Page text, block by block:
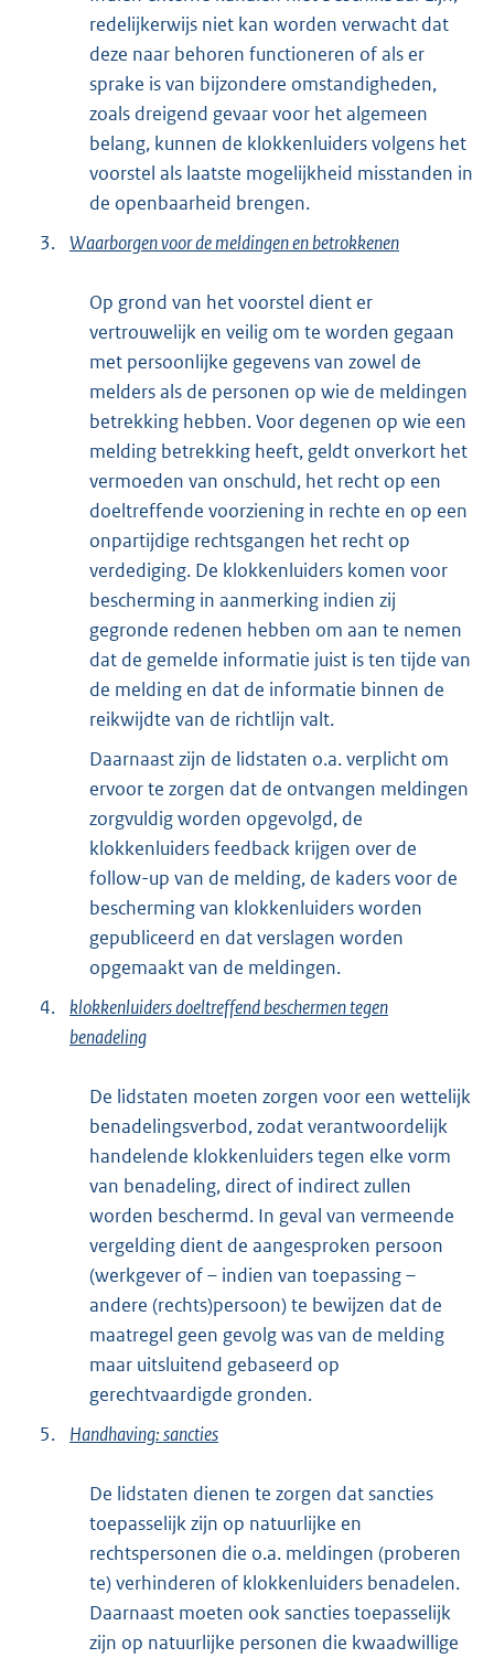
redelijkerwijs niet kan worden verwacht dat
deze naar behoren functioneren of als er
sprake is van bijzondere omstandigheden,
zoals dreigend gevaar voor het algemeen
belang, kunnen de klokkenluiders volgens het
voorstel als laatste mogelijkheid misstanden in
de openbaarheid brengen.
3. Waarborgen voor de meldingen en betrokkenen
Op grond van het voorstel dient er
vertrouwelijk en veilig om te worden gegaan
met persoonlijke gegevens van zowel de
melders als de personen op wie de meldingen
betrekking hebben. Voor degenen op wie een
melding betrekking heeft, geldt onverkort het
vermoeden van onschuld, het recht op een
doeltreffende voorziening in rechte en op een
onpartijdige rechtsgangen het recht op
verdediging. De klokkenluiders komen voor
bescherming in aanmerking indien zij
gegronde redenen hebben om aan te nemen
dat de gemelde informatie juist is ten tijde van
de melding en dat de informatie binnen de
reikwijdte van de richtlijn valt.
Daarnaast zijn de lidstaten o.a. verplicht om
ervoor te zorgen dat de ontvangen meldingen
zorgvuldig worden opgevolgd, de
klokkenluiders feedback krijgen over de
follow-up van de melding, de kaders voor de
bescherming van klokkenluiders worden
gepubliceerd en dat verslagen worden
opgemaakt van de meldingen.
4.
klokkenluiders doeltreffend beschermen tegen
benadeling
De lidstaten moeten zorgen voor een wettelijk
benadelingsverbod, zodat verantwoordelijk
handelende klokkenluiders tegen elke vorm
van benadeling, direct of indirect zullen
worden beschermd. In geval van vermeende
vergelding dient de aangesproken persoon
(werkgever of – indien van toepassing –
andere (rechts)persoon) te bewijzen dat de
maatregel geen gevolg was van de melding
maar uitsluitend gebaseerd op
gerechtvaardigde gronden.
5.
Handhaving: sancties
De lidstaten dienen te zorgen dat sancties
toepasselijk zijn op natuurlijke en
rechtspersonen die o.a. meldingen (proberen
te) verhinderen of klokkenluiders benadelen.
Daarnaast moeten ook sancties toepasselijk
zijn op natuurlijke personen die kwaadwillige